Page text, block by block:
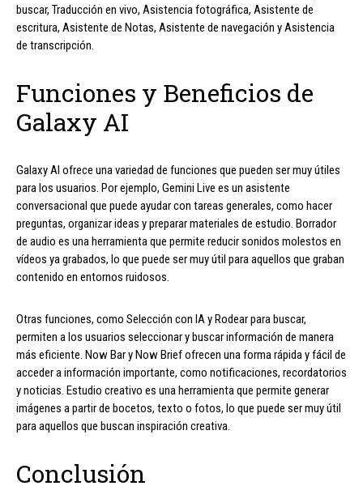
buscar, Traducción en vivo, Asistencia fotográfica, Asistente de
escritura, Asistente de Notas, Asistente de navegación y Asistencia
de transcripción.
Funciones y Beneficios de
Galaxy AI
Galaxy AI ofrece una variedad de funciones que pueden ser muy útiles
para los usuarios. Por ejemplo, Gemini Live es un asistente
conversacional que puede ayudar con tareas generales, como hacer
preguntas, organizar ideas y preparar materiales de estudio. Borrador
de audio es una herramienta que permite reducir sonidos molestos en
vídeos ya grabados, lo que puede ser muy útil para aquellos que graban
contenido en entornos ruidosos.
Otras funciones, como Selección con IA y Rodear para buscar,
permiten a los usuarios seleccionar y buscar información de manera
más eficiente. Now Bar y Now Brief ofrecen una forma rápida y fácil de
acceder a información importante, como notificaciones, recordatorios
y noticias. Estudio creativo es una herramienta que permite generar
imágenes a partir de bocetos, texto o fotos, lo que puede ser muy útil
para aquellos que buscan inspiración creativa.
Conclusión